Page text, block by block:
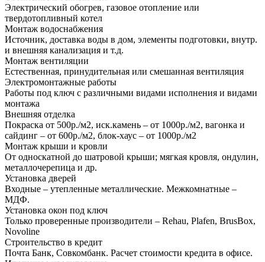
Электрический обогрев, газовое отопление или
твердотопливный котел
Монтаж водоснабжения
Источник, доставка воды в дом, элементы подготовки, внутр.
и внешняя канализация и т.д.
Монтаж вентиляции
Естественная, принудительная или смешанная вентиляция
Электромонтажные работы
Работы под ключ с различными видами исполнения и видами
монтажа
Внешняя отделка
Покраска от 500р./м2, иск.камень – от 1000р./м2, вагонка и
сайдинг – от 600р./м2, блок-хаус – от 1000р./м2
Монтаж крыши и кровли
От односкатной до шатровой крыши; мягкая кровля, ондулин,
металлочерепица и др.
Установка дверей
Входные – утепленные металлические. Межкомнатные –
МДФ.
Установка окон под ключ
Только проверенные производители – Rehau, Plafen, BrusBox,
Novoline
Строительство в кредит
Почта Банк, Совкомбанк. Расчет стоимости кредита в офисе.